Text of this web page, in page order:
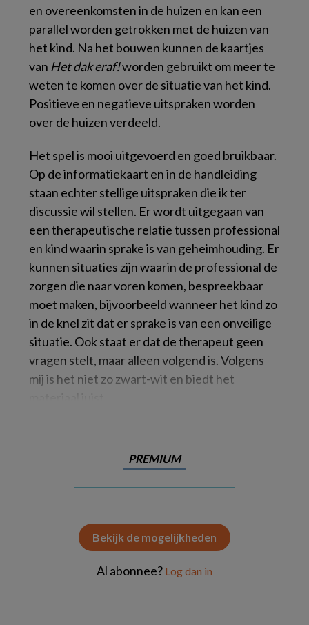
en overeenkomsten in de huizen en kan een
parallel worden getrokken met de huizen van
het kind. Na het bouwen kunnen de kaartjes
van Het dak eraf!worden gebruikt om meer te
weten te komen over de situatie van het kind.
Positieve en negatieve uitspraken worden
over de huizen verdeeld.
Het spel is mooi uitgevoerd en goed bruikbaar.
Op de informatiekaart en in de handleiding
staan echter stellige uitspraken die ik ter
discussie wil stellen. Er wordt uitgegaan van
een therapeutische relatie tussen professional
en kind waarin sprake is van geheimhouding. Er
kunnen situaties zijn waarin de professional de
zorgen die naar voren komen, bespreekbaar
moet maken, bijvoorbeeld wanneer het kind zo
in de knel zit dat er sprake is van een onveilige
situatie. Ook staat er dat de therapeut geen
vragen stelt, maar alleen volgend is. Volgens
mij is het niet zo zwart-wit en biedt het
PREMIUM
Bekijk de mogelijkheden
Al abonnee? Log dan in